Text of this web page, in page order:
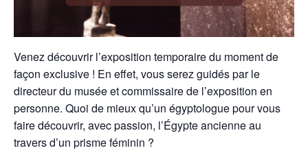
Venez découvrir l’exposition temporaire du moment de
façon exclusive ! En effet, vous serez guidés par le
directeur du musée et commissaire de l’exposition en
personne. Quoi de mieux qu’un égyptologue pour vous
faire découvrir, avec passion, l’Égypte ancienne au
travers d’un prisme féminin ?